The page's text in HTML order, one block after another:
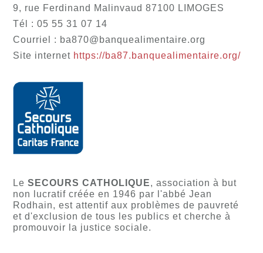
9, rue Ferdinand Malinvaud 87100 LIMOGES
Tél : 05 55 31 07 14
Courriel : ba870@banquealimentaire.org
Site internet https://ba87.banquealimentaire.org/
LeSECOURS CATHOLIQUE, association à but
non lucratif créée en 1946 par l'abbé Jean
Rodhain, est attentif aux problèmes de pauvreté
et d'exclusion de tous les publics et cherche à
promouvoir la justice sociale.